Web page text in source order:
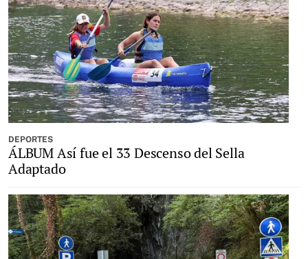
DEPORTES
ÁLBUM Así fue el 33 Descenso del Sella
Adaptado